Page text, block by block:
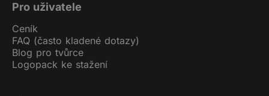
Pro uživatele
Ceník
FAQ (často kladené dotazy)
Blog pro tvůrce
Logopack ke stažení